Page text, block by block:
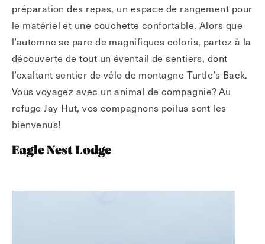
préparation des repas, un espace de rangement pour
le matériel et une couchette confortable. Alors que
l’automne se pare de magnifiques coloris, partez à la
découverte de tout un éventail de sentiers, dont
l’exaltant sentier de vélo de montagne Turtle’s Back.
Vous voyagez avec un animal de compagnie? Au
refuge Jay Hut, vos compagnons poilus sont les
bienvenus!
Eagle Nest Lodge